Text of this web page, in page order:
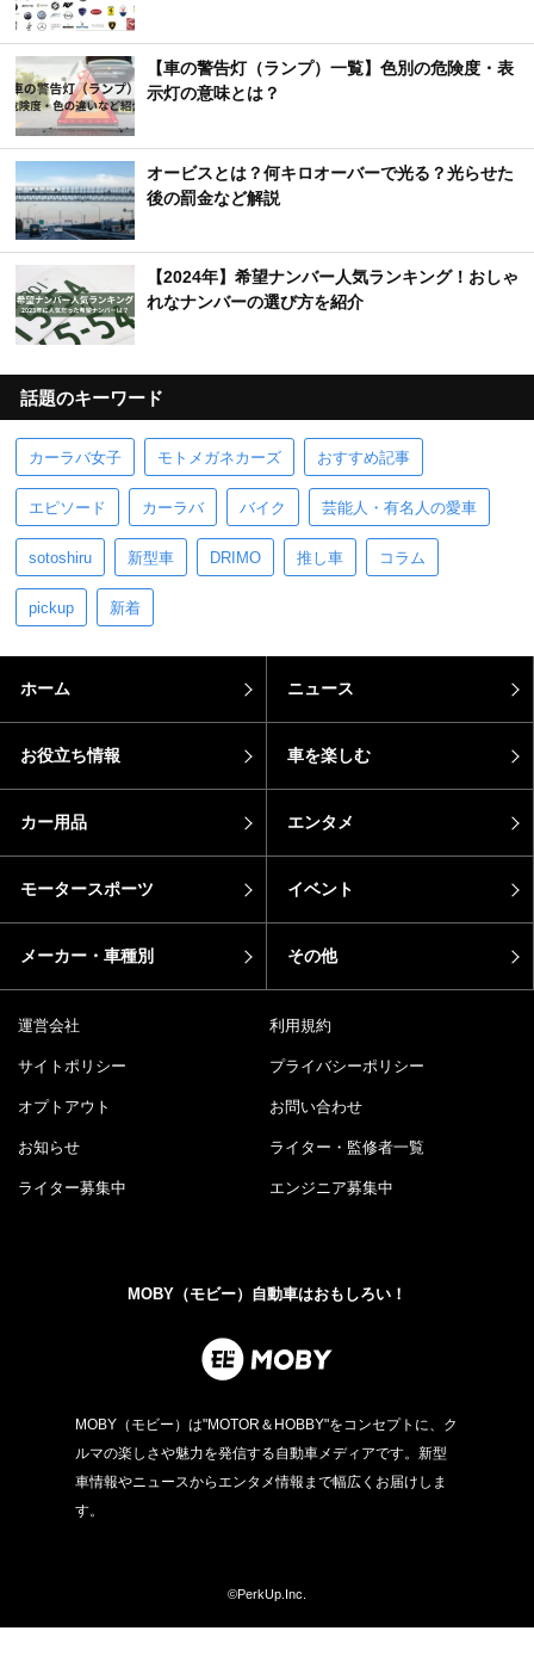
【車の警告灯（ランプ）一覧】色別の危険度・表
示灯の意味とは？
オービスとは？何キロオーバーで光る？光らせた
後の罰金など解説
【2024年】希望ナンバー人気ランキング！おしゃ
れなナンバーの選び方を紹介
話題のキーワード
カーラバ女子 モトメガネカーズ おすすめ記事
エピソード カーラバ バイク 芸能人・有名人の愛車
sotoshiru 新型車 DRIMO 推し車 コラム
pickup 新着
ホーム ニュース
お役立ち情報 車を楽しむ
カー用品 エンタメ
モータースポーツ イベント
メーカー・車種別 その他
運営会社 利用規約
サイトポリシー プライバシーポリシー
オプトアウト お問い合わせ
お知らせ ライター・監修者一覧
ライター募集中 エンジニア募集中
MOBY（モビー）自動車はおもしろい！
MOBY（モビー）は"MOTOR＆HOBBY"をコンセプトに、ク
ルマの楽しさや魅力を発信する自動車メディアです。新型
車情報やニュースからエンタメ情報まで幅広くお届けしま
す。
©PerkUp.Inc.